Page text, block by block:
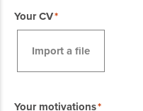
Your CV
Import a file
Your motivations